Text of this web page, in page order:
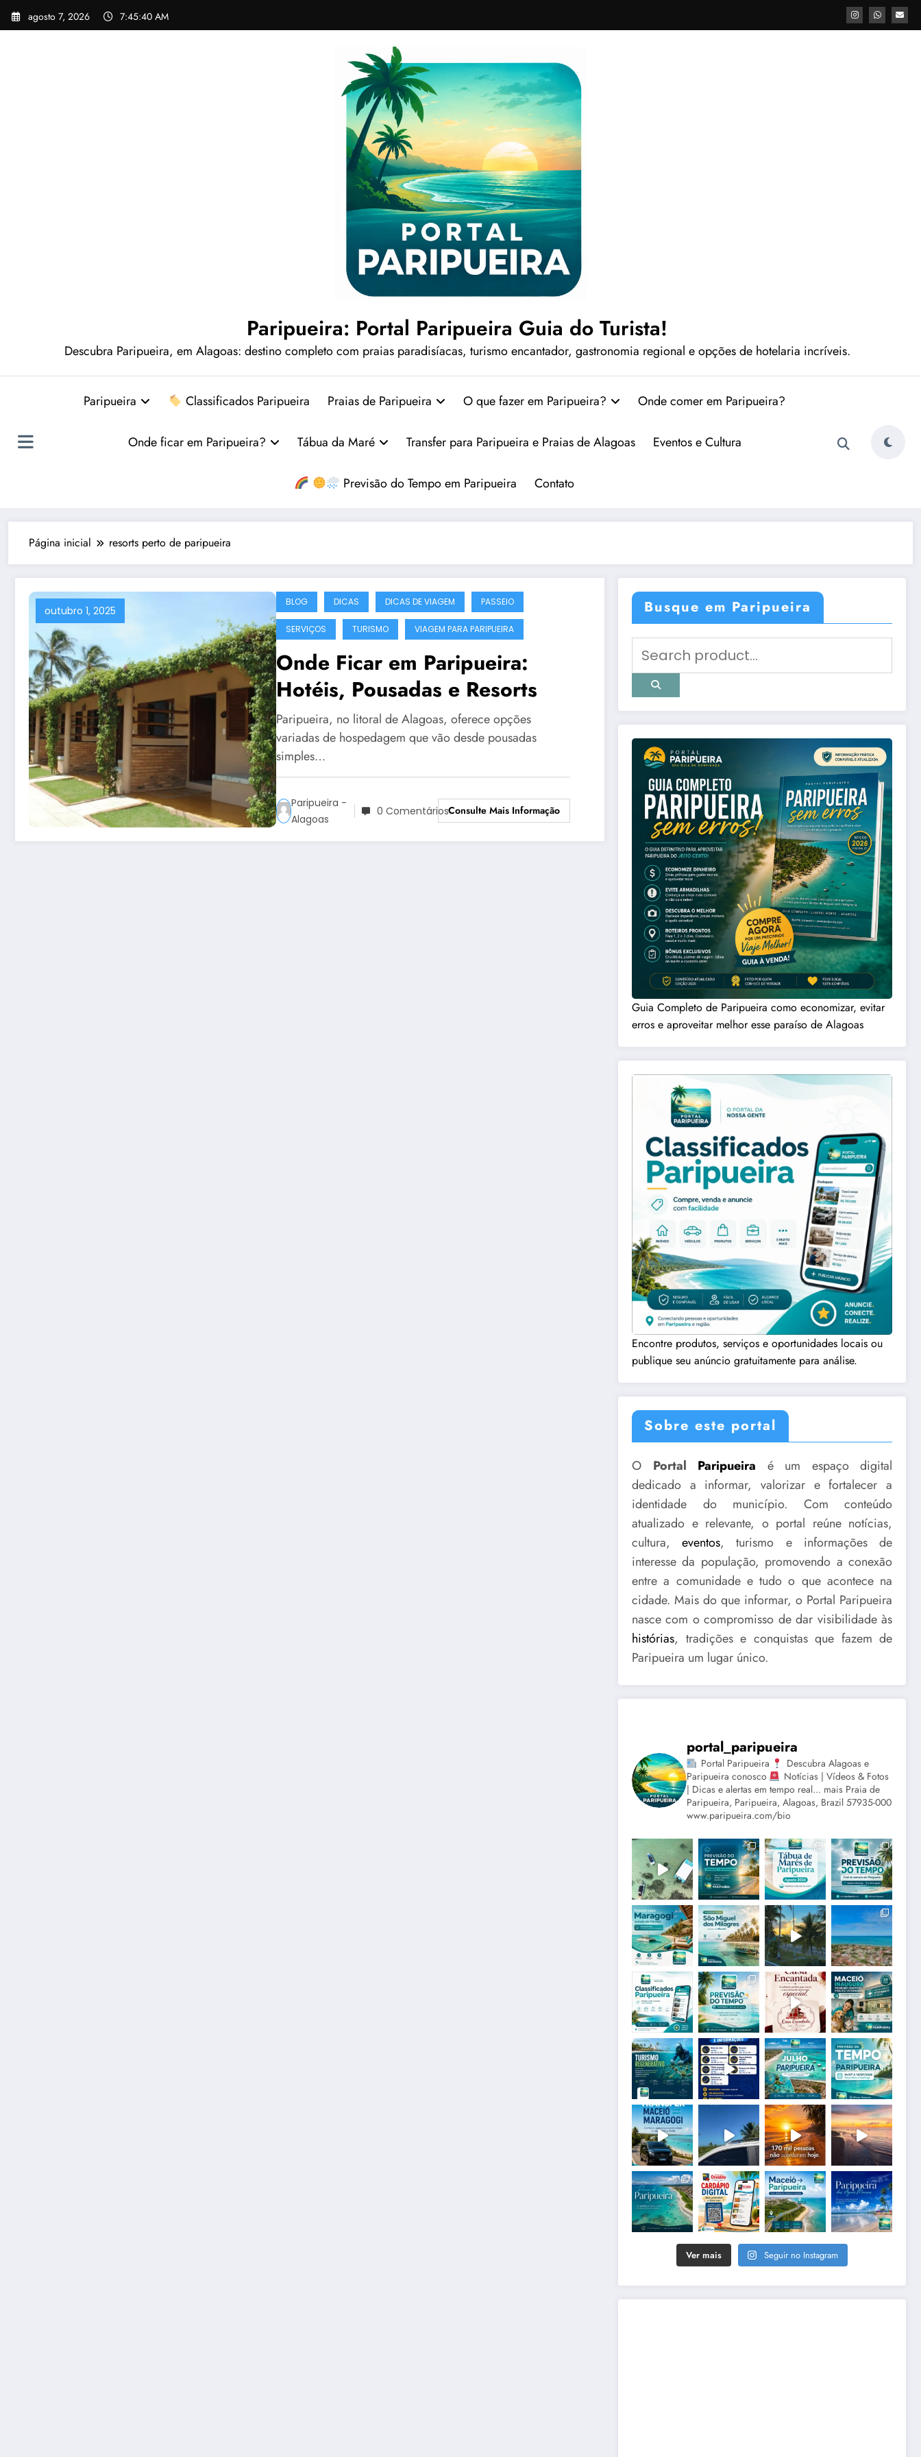
Pular
para
agosto 7, 2026 7:45:41 AM
Paripueira: Portal Paripueira Guia do Turista!
Descubra Paripueira, em Alagoas: destino completo com praias paradisíacas, turismo encantador, gastronomia regional e opções de hotelaria incríveis.
Paripueira Classificados Paripueira Praias de Paripueira O que fazer em Paripueira? Onde comer em Paripueira?
Onde ficar em Paripueira? Tábua da Maré Transfer para Paripueira e Praias de Alagoas Eventos e Cultura
Previsão do Tempo em Paripueira Contato
Página inicial resorts perto de paripueira
outubro 1, 2025
BLOG DICAS DICAS DE VIAGEM PASSEIO
SERVIÇOS TURISMO VIAGEM PARA PARIPUEIRA
Onde Ficar em Paripueira:
Hotéis, Pousadas e Resorts
Paripueira, no litoral de Alagoas, oferece opções
variadas de hospedagem que vão desde pousadas
simples…
Paripueira -
Alagoas
0 ComentáriosConsulte Mais Informação
Busque em Paripueira
Guia Completo de Paripueira como economizar, evitar
erros e aproveitar melhor esse paraíso de Alagoas
Encontre produtos, serviços e oportunidades locais ou
publique seu anúncio gratuitamente para análise.
Sobre este portal
O Portal Paripueira é um espaço digital
dedicado a informar, valorizar e fortalecer a
identidade do município. Com conteúdo
atualizado e relevante, o portal reúne notícias,
cultura,eventos, turismo e informações de
interesse da população, promovendo a conexão
entre a comunidade e tudo o que acontece na
cidade. Mais do que informar, o Portal Paripueira
nasce com o compromisso de dar visibilidade às
histórias, tradições e conquistas que fazem de
Paripueira um lugar único.
portal_paripueira
Portal Paripueira
Descubra Alagoas e
Paripueira conosco
Notícias | Vídeos & Fotos
| Dicas e alertas em tempo real... mais Praia de
Paripueira, Paripueira, Alagoas, Brazil 57935-000
www.paripueira.com/bio
Ver mais Seguir no Instagram